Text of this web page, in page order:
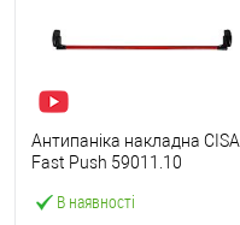
В наявності
Антипаніка накладна CISA
Fast Push 59011.10
штангою 1500 мм червона